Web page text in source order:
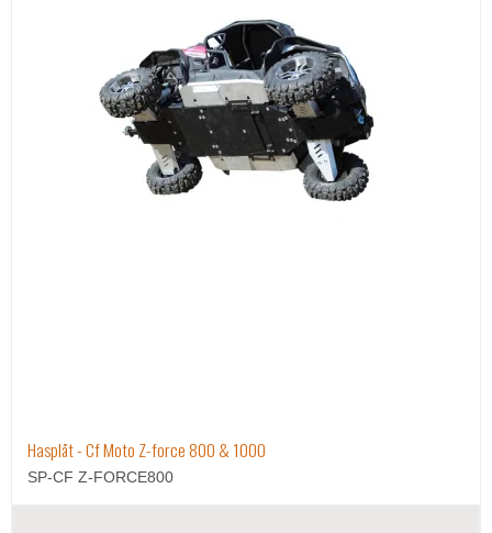
Hasplåt - Cf Moto Z-force 800 & 1000
SP-CF Z-FORCE800